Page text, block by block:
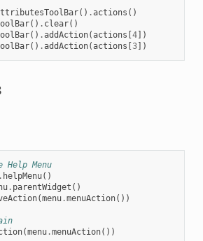
() .actions ()
() . clear()
() .addAction(actions [4])
() .addAction(actions [3])
Help Menu
helpMenu()
. parentWidget ()
(menu.menuAction())
(menu.menuAction())